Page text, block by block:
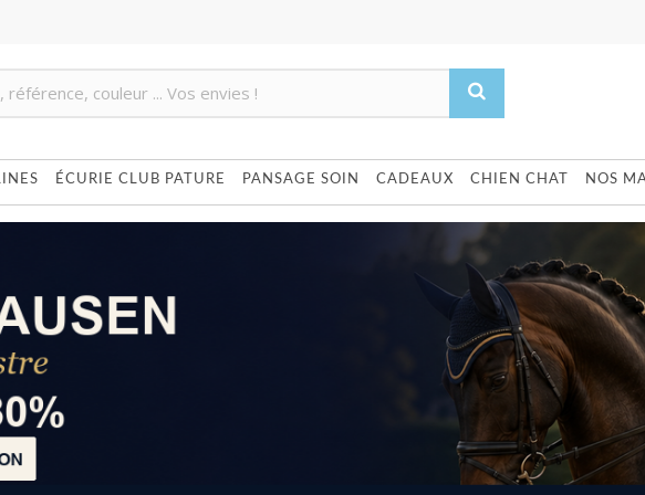
ÉCURIE CLUB PATURE PANSAGE SOIN CADEAUX CHIEN CHAT NOS